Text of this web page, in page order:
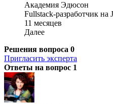
Академия Эдюсон
Fullstack-разработчик
11 месяцев
Далее
Решения вопроса 0
Пригласить эксперта
Ответы на вопрос 1